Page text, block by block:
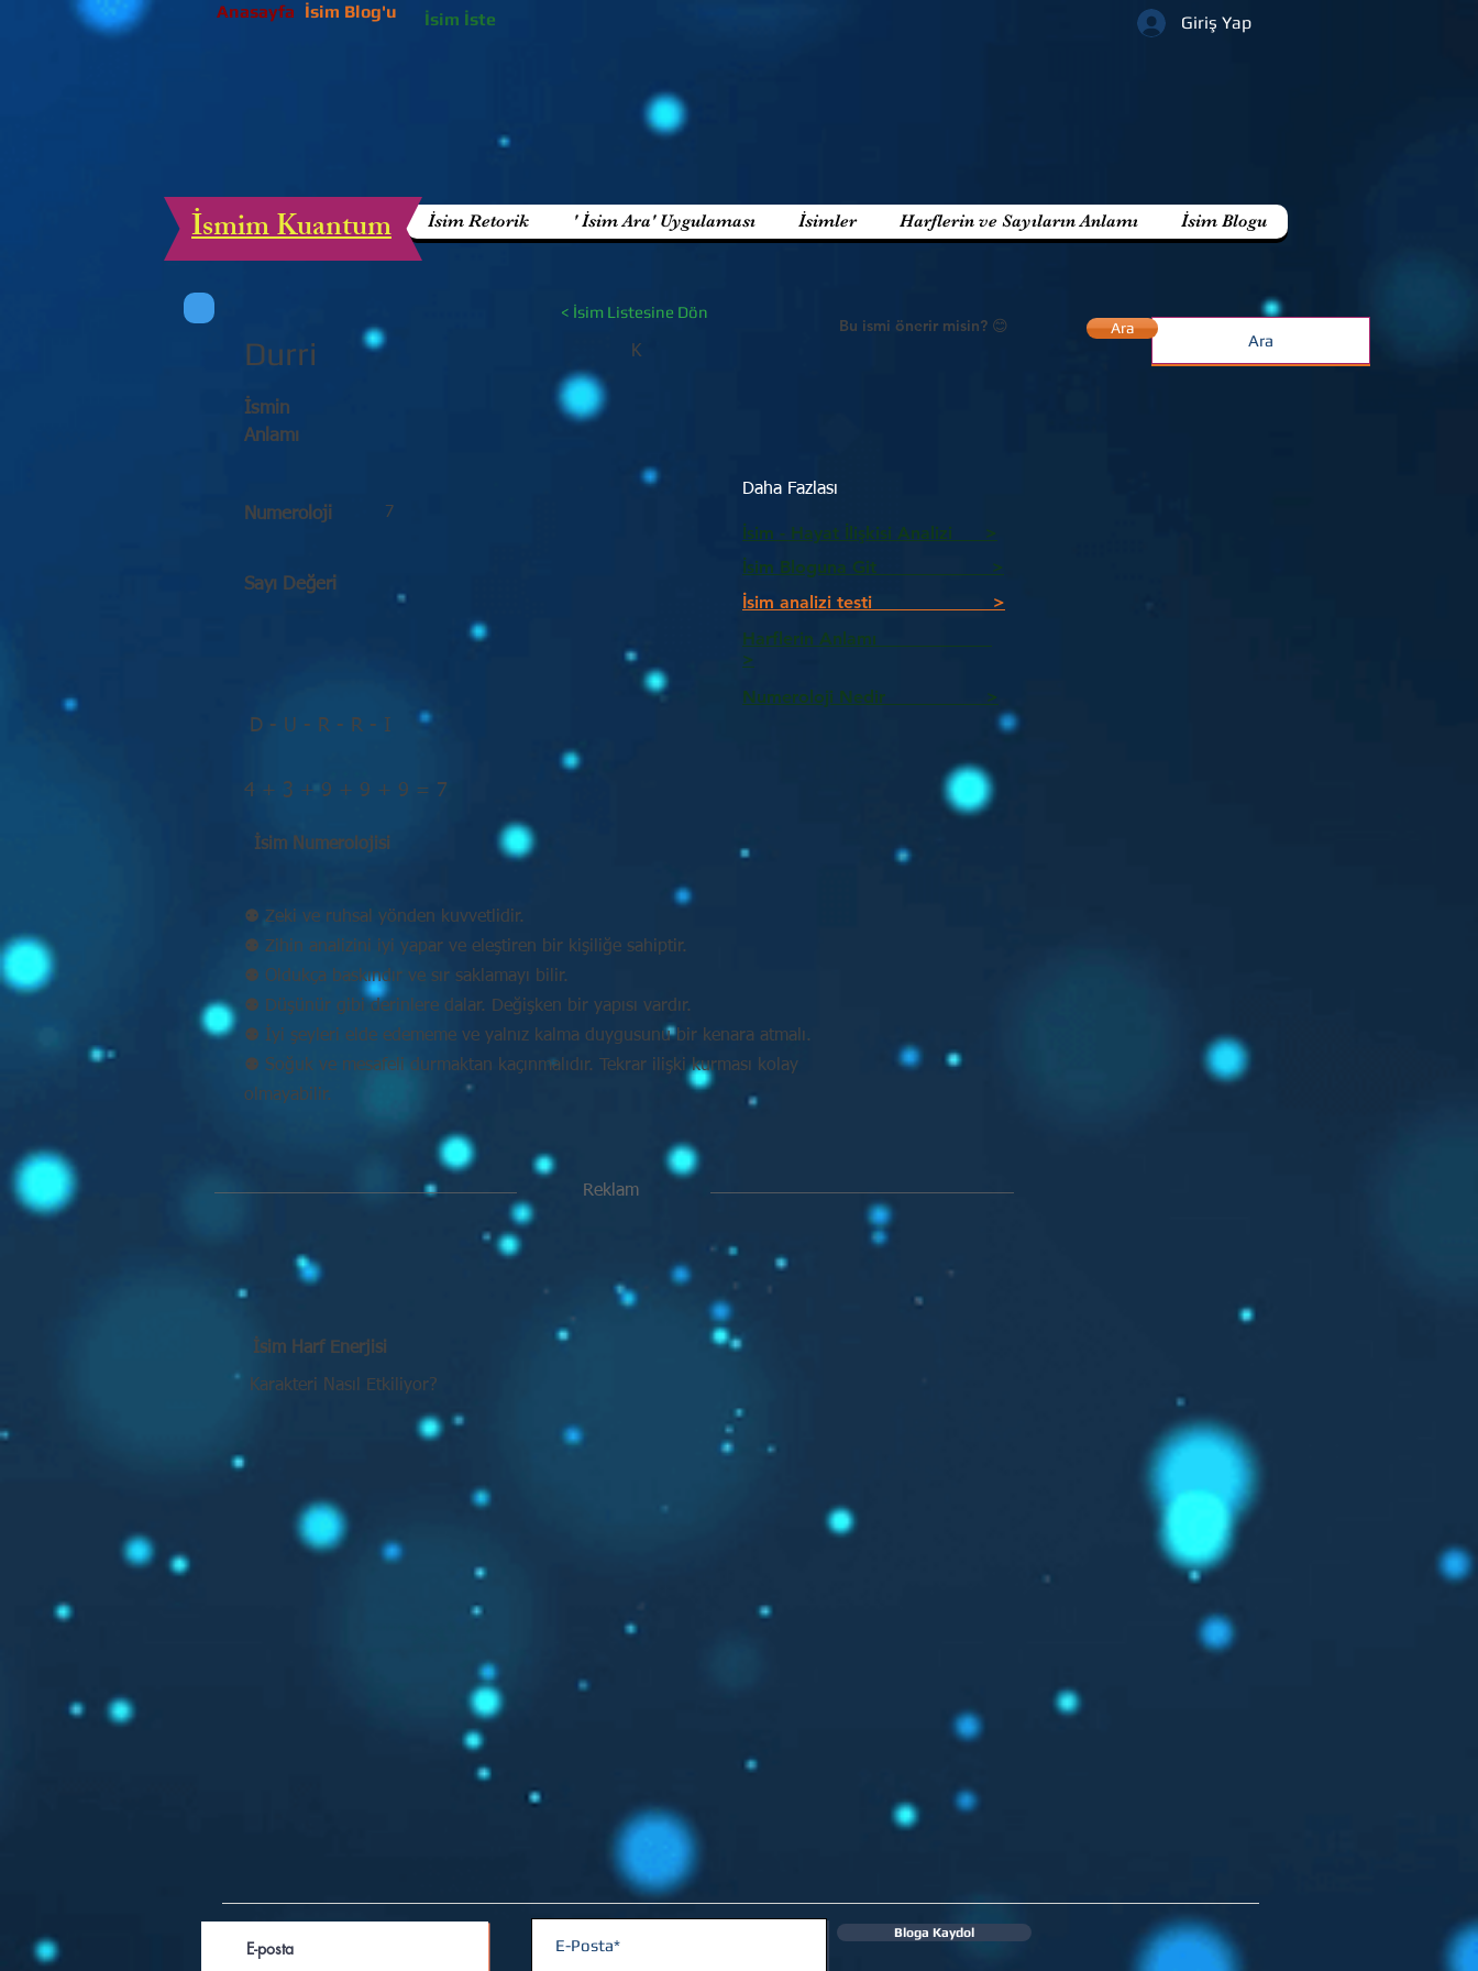
Anasayfa
Giriş Yap
İsim Blog'u İsim İste
İsim Retorik ' İsim Ara' Uygulaması İsimler Harflerin ve Sayıların Anlamı İsim Blogu
İsmim Kuantum
< İsim Listesine Dön
Durri K
Bu ismi önerir misin? 😊
İsmin
Anlamı
Numeroloji 7
Sayı Değeri
D - U - R - R - I
Daha Fazlası
İsim - Hayat İlişkisi Analizi >
İsim Bloguna Git >
İsim analizi testi >
Harflerin Anlamı
>
Numeroloji Nedir_________ >
4 + 3 + 9 + 9 + 9 = 7
İsim Numerolojisi
⚉ Zeki ve ruhsal yönden kuvvetlidir.
⚉ Zihin analizini iyi yapar ve eleştiren bir kişiliğe sahiptir.
⚉ Oldukça baskındır ve sır saklamayı bilir.
⚉ Düşünür gibi derinlere dalar. Değişken bir yapısı vardır.
⚉ İyi şeyleri elde edememe ve yalnız kalma duygusunu bir kenara atmalı.
⚉ Soğuk ve mesafeli durmaktan kaçınmalıdır. Tekrar ilişki kurması kolay
olmayabilir.
Reklam
İsim Harf Enerjisi
Karakteri Nasıl Etkiliyor?
Ara
Bloga Kaydol